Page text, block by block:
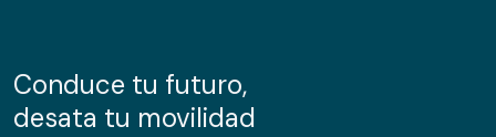
información sobre el uso que haga del sitio web con
nuestros partners de redes sociales, publicidad y análisis
Conduce tu futuro,
desata tu movilidad